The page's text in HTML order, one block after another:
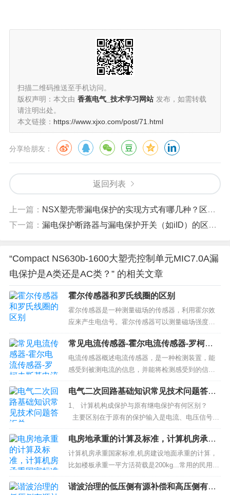
扫描二维码推送至手机访问。
版权声明：本文由 香蕉电气_技术学习网站 发布，如需转载
请注明出处。
本文链接： https://www.xjxo.com/post/71.html
分享给朋友：
返回列表
上一篇： NSX塑壳带漏电保护的实现方式有哪几种？区别是？
下一篇： 漏电保护断路器与漏电保护开关（如iID）的区别是什么？
“Compact NS630b-1600大塑壳控制单元MIC7.0A漏
电保护是A类还是AC类？” 的相关文章
霍尔传感器和罗氏线圈的区别
霍尔传感器是一种测量磁场的传感器，利用霍尔效
应来产生电信号。霍尔传感器可以测量磁场强度、
方向和位置等参数，常用于电动机控制、车辆导
航、磁卡读取等领域。罗氏线圈是一种电感元件，
由若干圈线圈组成，用于测量电流或电压。在电力
系统中，罗氏线圈通常被用来检测电流大小及相位
关系，以实现电力系统的保护和控制。因此...
常见电流传感器-霍尔电流传感器-罗柯夫
斯基电流传感器(罗氏线圈)
电流传感器概述电流传感器，是一种检测装置，能
感受到被测电流的信息，并能将检测感受到的信
息，按一定规律变换成为符合一定标准需要的电信
号或其他所需形式的信息输出，以满足信息的传
输、处理、存储、显示、记录和控制等要求。应用
电流传感器也称磁传感器，可以用在家用电器、智
能电网、电动车、风力发电等，在我们生活中...
电气二次回路基础知识常见技术问题答汇
总
1、 计算机构成保护与原有继电保护有何区别？
主要区别在于原有的保护输入是电流、电压信号，
直接在模拟量之间进行比较处理，使模拟量与装置
中给定阻力矩进行比较处理。而计算机只能作数字
运算或逻辑运算。因此，首先要求将输入的模拟量
电流、电压的瞬间值...
电房地承重的计算及标准，计算机房承重
国家标准,机房建设地面承重的计算，比如
楼板承重一平方活荷载是200kg...
计算机房承重国家标准,机房建设地面承重的计算，
比如楼板承重一平方活荷载是200kg...常用的民用建
筑设计，每平方米楼面承受重量为150---250公斤每
平米。一般采用为200kg/平，对存放东西的重量除
谐波治理的低压侧有源补偿和高压侧有源